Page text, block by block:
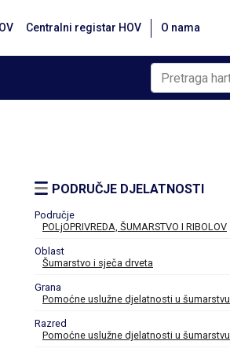
Centralni registar HOV O nama
PODRUČJE DJELATNOSTI
Područje
POLjOPRIVREDA, ŠUMARSTVO I RIBOLOV
Oblast
Šumarstvo i sječa drveta
Grana
Pomoćne uslužne djelatnosti u šumarstvu
Razred
Pomoćne uslužne djelatnosti u šumarstvu